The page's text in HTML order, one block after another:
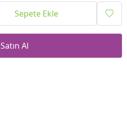
Sepete Ekle
Satın Al